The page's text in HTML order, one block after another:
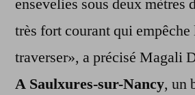
ensevelies sous deux mètres
très fort courant qui empêche
traverser», a précisé Magali
A Saulxures-sur-Nancy, un